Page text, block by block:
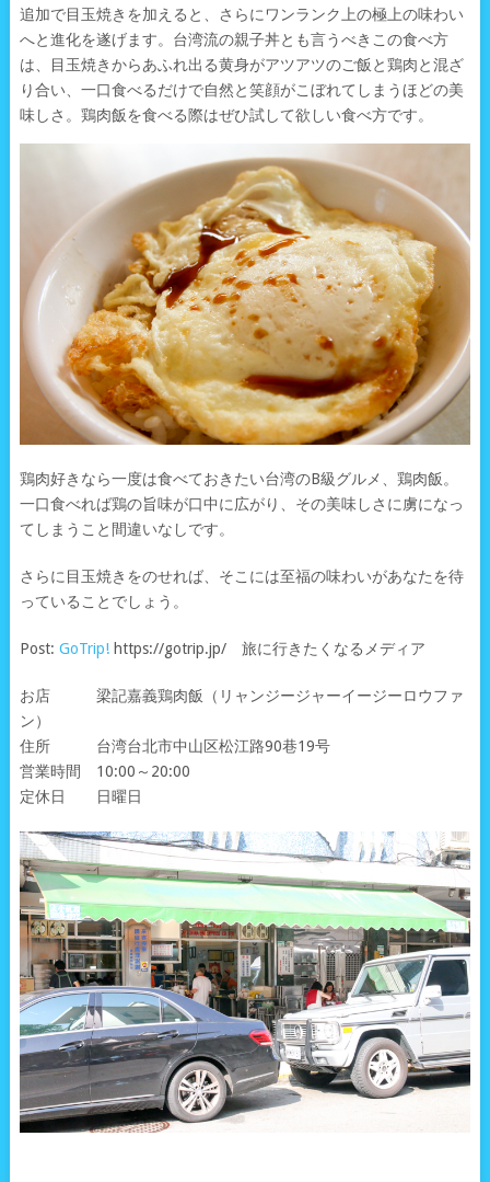
追加で目玉焼きを加えると、さらにワンランク上の極上の味わい
へと進化を遂げます。台湾流の親子丼とも言うべきこの食べ方
は、目玉焼きからあふれ出る黄身がアツアツのご飯と鶏肉と混ざ
り合い、一口食べるだけで自然と笑顔がこぼれてしまうほどの美
味しさ。鶏肉飯を食べる際はぜひ試して欲しい食べ方です。
鶏肉好きなら一度は食べておきたい台湾のB級グルメ、鶏肉飯。
一口食べれば鶏の旨味が口中に広がり、その美味しさに虜になっ
てしまうこと間違いなしです。
さらに目玉焼きをのせれば、そこには至福の味わいがあなたを待
っていることでしょう。
Post: GoTrip!https://gotrip.jp/ 旅に行きたくなるメディア
お店 梁記嘉義鶏肉飯（リャンジージャーイージーロウファ
ン）
住所 台湾台北市中山区松江路90巷19号
営業時間 10:00～20:00
定休日 日曜日